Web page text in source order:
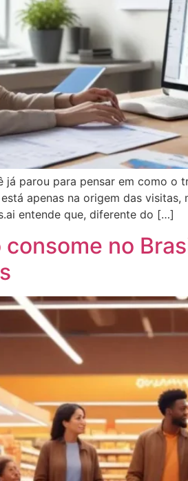
já parou para pensar em como
apenas na origem das
entende que, diferente do […]
no